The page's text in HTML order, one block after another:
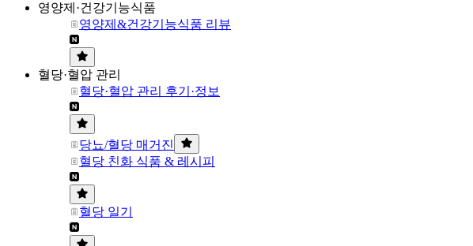
영양제·건강기능식품
영양제&건강기능식품 리뷰
혈당·혈압 관리
혈당·혈압 관리 후기·정보
당뇨/혈당 매거진
혈당 친화 식품 & 레시피
혈당 일기